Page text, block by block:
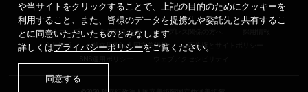
や当サイトをクリックすることで、上記の目的のためにクッキーを
利用すること、また、皆様のデータを提携先や委託先と共有するこ
とに同意いただいたものとみなします
詳しくはプライバシーポリシーをご覧ください。
同意する
サイトマップ 学校関係の方へ プレス関係の方へ
入札情報
独立行政法人国立美術館
著作権とサイトポリシー